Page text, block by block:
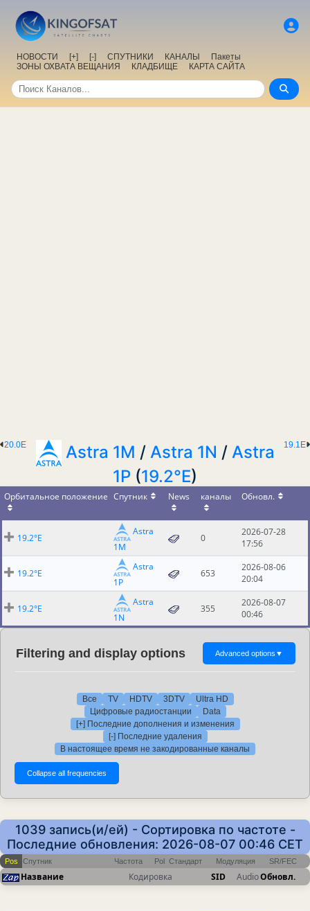
НОВОСТИ [+] [-] СПУТНИКИ КАНАЛЫ
Пакеты
ЗОНЫ ОХВАТА ВЕЩАНИЯ
КЛАДБИЩЕ КАРТА САЙТА
19.1E
20.0E Astra 1M / Astra 1N / Astra
1P (19.2°E)
Орбитальное положение Спутник News каналы Обновл.
19.2°E
Astra
1M
0
2026-07-28
17:56
19.2°E
Astra
1P
653
2026-08-06
20:04
19.2°E
Astra
1N
355
2026-08-07
00:46
Filtering and display options Advanced options ▼
Все TV HDTV 3DTV
Ultra HD
Цифровые радиостанции
Data
[+] Последние дополнения и изменения
[-] Последние удаления
В настоящее время не закодированные каналы
1039 запись(и/ей) - Сортировка по частоте -
Последние обновления: 2026-08-07 00:46 CET
Pos Спутник Частота Pol Стандарт Модуляция SR/FEC
Название Кодировка SID AudioОбновл.